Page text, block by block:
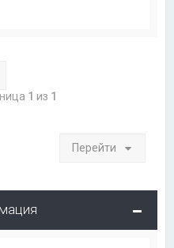
1 из 1
Перейти